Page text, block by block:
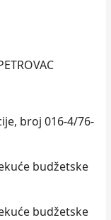
broj 016-4/76-
budžetske
budžetske